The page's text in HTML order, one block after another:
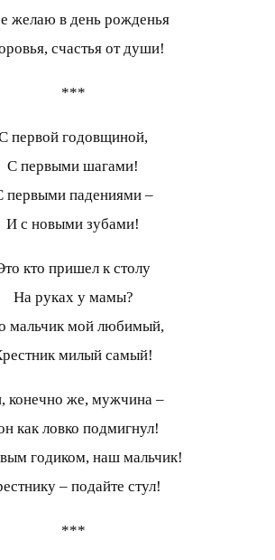
желаю в день рожденья
счастья от души!
***
первой годовщиной,
С первыми шагами!
первыми падениями –
И с новыми зубами!
кто пришел к столу
На руках у мамы?
мальчик мой любимый,
милый самый!
конечно же, мужчина –
как ловко подмигнул!
годиком, наш мальчик!
– подайте стул!
***